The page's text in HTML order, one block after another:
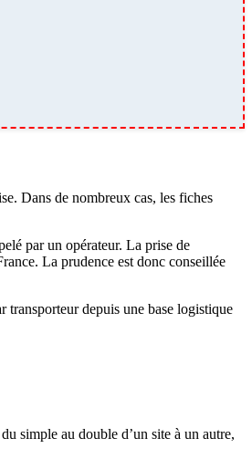
Dans de nombreux cas, les fiches
par un opérateur. La prise de
La prudence est donc conseillée
transporteur depuis une base logistique
simple au double d’un site à un autre,